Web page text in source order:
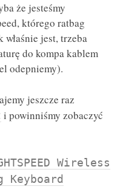
że jesteśmy
którego ratbag
jest, trzeba
do kompa kablem
odepniemy).
jeszcze raz
i powinniśmy zobaczyć
Wireless
Keyboard